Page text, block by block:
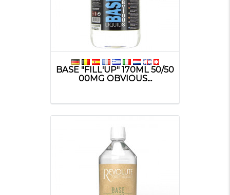
BASE "FILL'UP" 170ML 50/50
00MG OBVIOUS...